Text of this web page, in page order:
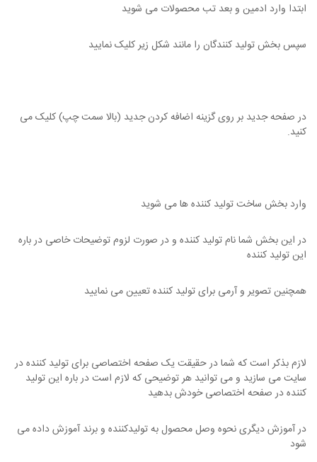
ابتدا وارد ادمین و بعد تب محصولات می شوید
سپس بخش تولید کنندگان را مانند شکل زیر کلیک نمایید
در صفحه جدید بر روی گزینه اضافه کردن جدید (بالا سمت چپ) کلیک می
کنید.
وارد بخش ساخت تولید کننده ها می شوید
در این بخش شما نام تولید کننده و در صورت لزوم توضیحات خاصی در باره
این تولید کننده
همچنین تصویر و آرمی برای تولید کننده تعیین می نمایید
لازم بذکر است که شما در حقیقت یک صفحه اختصاصی برای تولید کننده در
سایت می سازید و می توانید هر توضیحی که لازم است در باره این تولید
کننده در صفحه اختصاصی خودش بدهید
در آموزش دیگری نحوه وصل محصول به تولیدکننده و برند آموزش داده می
شود